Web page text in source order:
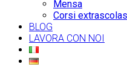
Mensa
Corsi
BLOG
LAVORA CON NOI